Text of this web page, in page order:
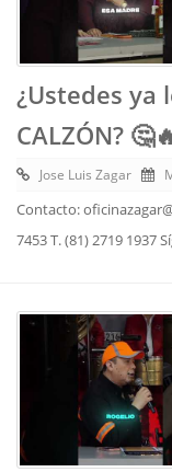
¿Ustedes ya
CALZÓN?
Jose Luis Zagar
Contacto:
7453 T. (81) 2719 1937